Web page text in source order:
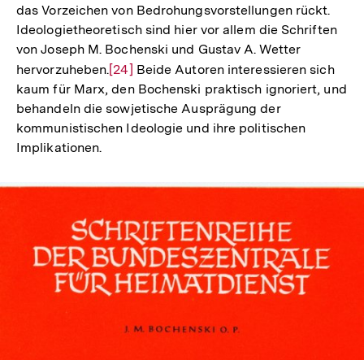
das Vorzeichen von Bedrohungsvorstellungen rückt.
Ideologietheoretisch sind hier vor allem die Schriften
von Joseph M. Bochenski und Gustav A. Wetter
hervorzuheben.Zur
Auflösung
der
Fußnote
[24] Beide Autoren interessieren sich
kaum für Marx, den Bochenski praktisch ignoriert, und
behandeln die sowjetische Ausprägung der
kommunistischen Ideologie und ihre politischen
Implikationen.